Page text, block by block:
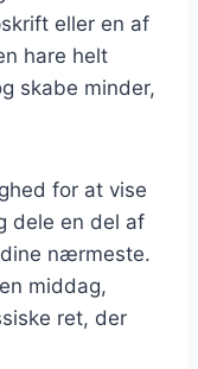
eller en af
hare helt
skabe minder,
for at vise
dele en del af
nærmeste.
middag,
ret, der